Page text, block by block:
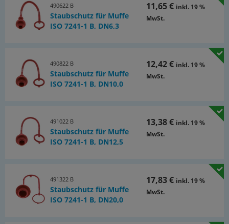
490622 B
Staubschutz für Muffe
ISO 7241-1 B, DN6,3
11,65 € inkl. 19 %
MwSt.
490822 B
Staubschutz für Muffe
ISO 7241-1 B, DN10,0
12,42 € inkl. 19 %
MwSt.
491022 B
Staubschutz für Muffe
ISO 7241-1 B, DN12,5
13,38 € inkl. 19 %
MwSt.
491322 B
Staubschutz für Muffe
ISO 7241-1 B, DN20,0
17,83 € inkl. 19 %
MwSt.